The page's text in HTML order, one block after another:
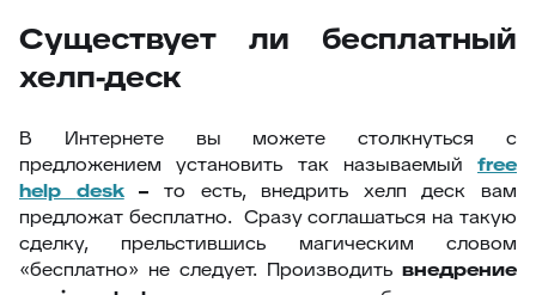
Существует ли бесплатный
хелп-деск
В Интернете вы можете столкнуться с
предложением установить так называемый free
help
desk – то есть, внедрить хелп деск вам
предложат бесплатно. Сразу соглашаться на такую
сделку, прельстившись магическим словом
«бесплатно» не следует. Производить внедрение